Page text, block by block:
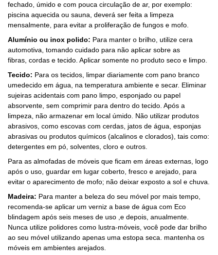
fechado, úmido e com pouca circulação de ar, por exemplo:
piscina aquecida ou sauna, deverá ser feita a limpeza
mensalmente, para evitar a proliferação de fungos e mofo.
Alumínio ou inox polido: Para manter o brilho, utilize cera
automotiva, tomando cuidado para não aplicar sobre as
fibras, cordas e tecido. Aplicar somente no produto seco e limpo.
Tecido: Para os tecidos, limpar diariamente com pano branco
umedecido em água, na temperatura ambiente e secar. Eliminar
sujeiras acidentais com pano limpo, esponjado ou papel
absorvente, sem comprimir para dentro do tecido. Após a
limpeza, não armazenar em local úmido. Não utilizar produtos
abrasivos, como escovas com cerdas, jatos de água, esponjas
abrasivas ou produtos químicos (alcalinos e clorados), tais como:
detergentes em pó, solventes, cloro e outros.
Para as almofadas de móveis que ficam em áreas externas, logo
após o uso, guardar em lugar coberto, fresco e arejado, para
evitar o aparecimento de mofo; não deixar exposto a sol e chuva.
Madeira: Para manter a beleza do seu móvel por mais tempo,
recomenda-se aplicar um verniz a base de água com Eco
blindagem após seis meses de uso ,e depois, anualmente.
Nunca utilize polidores como lustra-móveis, você pode dar brilho
ao seu móvel utilizando apenas uma estopa seca. mantenha os
móveis em ambientes arejados.